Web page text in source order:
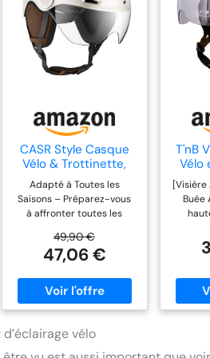
CASR Style Casque
Vélo & Trottinette,
Urbain, Adulte
Homme, Femme -
Crème L
Adapté à Toutes les
Saisons – Préparez-vous
à affronter toutes les
claire idéale pour les
journées ensoleillées,
les temps froids. Confort
Ajustable – Obtenez un
maintien parfait grâce à
un système de réglage
rotatif précis, pour un
49,90 €
47,06 €
T'nB
Vélo
Buée
la
de
rouler
vélo